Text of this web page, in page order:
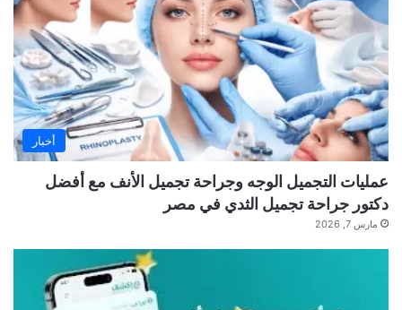
أخبار
عمليات التجميل الوجه وجراحة تجميل الأنف مع أفضل
دكتور جراحة تجميل الثدي في مصر
مارس 7, 2026